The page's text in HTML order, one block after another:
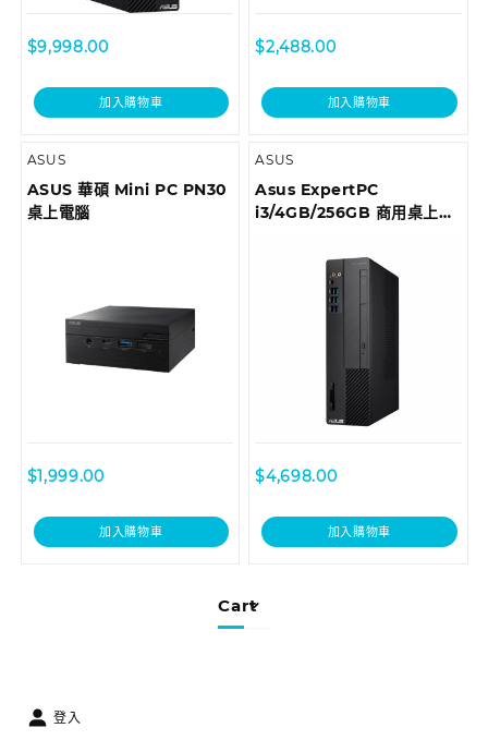
Cart
$9,998.00
加入購物車
$2,488.00
加入購物車
ASUS
ASUS 華碩 Mini PC PN30
桌上電腦
$1,999.00
加入購物車
ASUS
Asus ExpertPC
i3/4GB/256GB 商用桌上型
I39100013T
$4,698.00
加入購物車
登入